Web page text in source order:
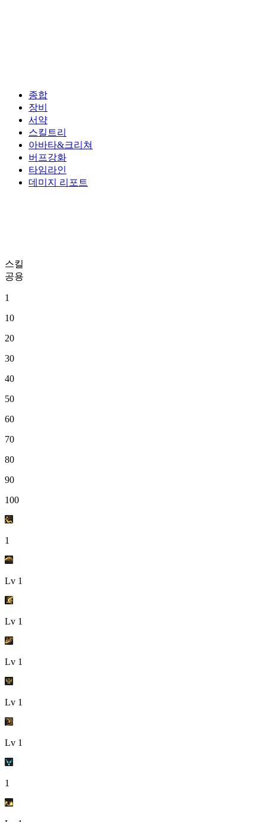
종합
장비
서약
스킬트리
아바타&크리쳐
버프강화
타임라인
데미지 리포트
스킬
공용
1
10
20
30
40
50
60
70
80
90
100
1
Lv 1
Lv 1
Lv 1
Lv 1
Lv 1
1